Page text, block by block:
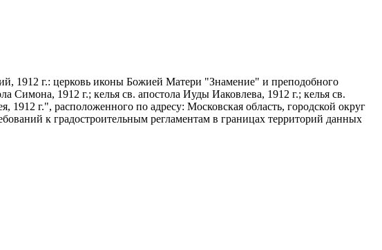
1912 г.: церковь иконы Божией Матери "Знамение" и преподобного
Симона, 1912 г.; келья св. апостола Иуды Иаковлева, 1912 г.; келья св.
1912 г.", расположенного по адресу: Московская область, городской округ
к градостроительным регламентам в границах территорий данных